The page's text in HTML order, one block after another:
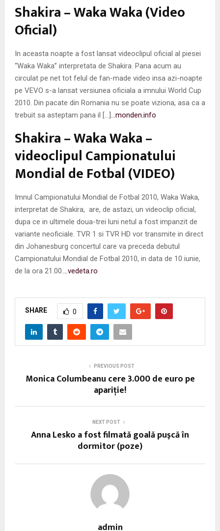
Shakira – Waka Waka (Video
Oficial)
In aceasta noapte a fost lansat videoclipul oficial al piesei
“Waka Waka” interpretata de Shakira. Pana acum au
circulat pe net tot felul de fan-made video insa azi-noapte
pe VEVO s-a lansat versiunea oficiala a imnului World Cup
2010. Din pacate din Romania nu se poate viziona, asa ca a
trebuit sa asteptam pana il […]
…monden.info
Shakira – Waka Waka –
videoclipul Campionatului
Mondial de Fotbal (VIDEO)
Imnul Campionatului Mondial de Fotbal 2010, Waka Waka,
interpretat de Shakira, are, de astazi, un videoclip oficial,
dupa ce in ultimele doua-trei luni netul a fost impanzit de
variante neoficiale. TVR 1 si TVR HD vor transmite in direct
din Johanesburg concertul care va preceda debutul
Campionatului Mondial de Fotbal 2010, in data de 10 iunie,
de la ora 21.00.
…vedeta.ro
SHARE 0
PREVIOUS POST
Monica Columbeanu cere 3.000 de euro pe
apariţie!
NEXT POST
Anna Lesko a fost filmată goală puşcă în
dormitor (poze)
admin